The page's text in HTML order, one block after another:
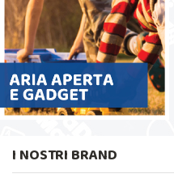
I NOSTRI BRAND